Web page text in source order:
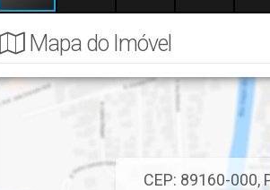
Mapa do Imóvel
CEP: 89160-000,